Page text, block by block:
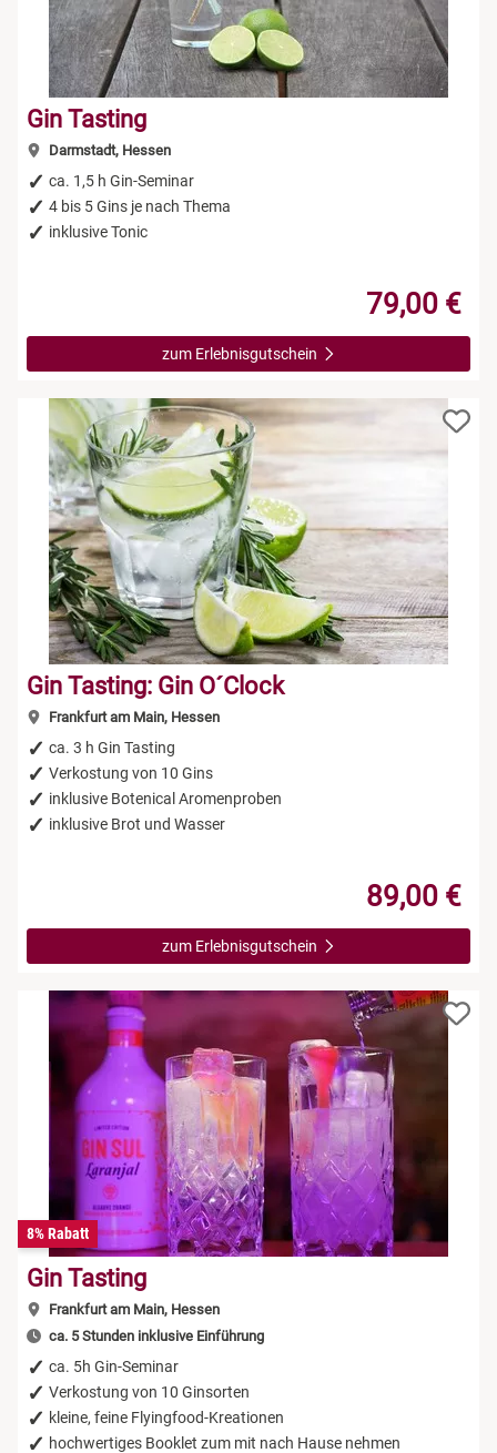
Gin Tasting
Darmstadt, Hessen
ca. 1,5 h Gin-Seminar
4 bis 5 Gins je nach Thema
inklusive Tonic
79,00 €
zum Erlebnisgutschein
Gin Tasting: Gin O´Clock
Frankfurt am Main, Hessen
ca. 3 h Gin Tasting
Verkostung von 10 Gins
inklusive Botenical Aromenproben
inklusive Brot und Wasser
89,00 €
zum Erlebnisgutschein
8% Rabatt
Gin Tasting
Frankfurt am Main, Hessen
ca. 5 Stunden inklusive Einführung
ca. 5h Gin-Seminar
Verkostung von 10 Ginsorten
kleine, feine Flyingfood-Kreationen
hochwertiges Booklet zum mit nach Hause nehmen
Niedersachsen
NRW
Rheinland-Pfalz
Saarland
Thüringen
Rum Tasting
Schokolade
Sekt Tasting
Tequila